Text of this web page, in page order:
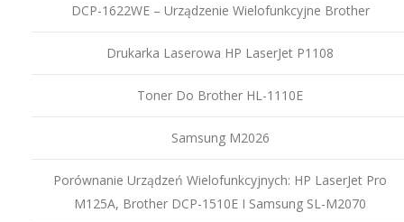
DCP-1622WE – Urządzenie Wielofunkcyjne Brother
Drukarka Laserowa HP LaserJet P1108
Toner Do Brother HL-1110E
Samsung M2026
Porównanie Urządzeń Wielofunkcyjnych: HP LaserJet Pro
M125A, Brother DCP-1510E I Samsung SL-M2070